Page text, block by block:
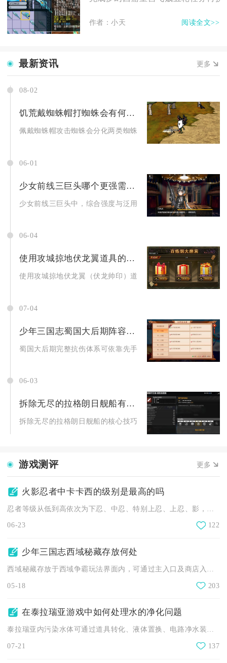
作者：小天 阅读全文>>
最新资讯 更多
08-02
饥荒戴蜘蛛帽打蜘蛛会有何效果
佩戴蜘蛛帽攻击蜘蛛会分化两类蜘蛛目标产生完全不同的仇恨
06-01
少女前线三巨头哪个更强需要注意什么
少女前线三巨头中，综合强度与泛用性最优为托洛洛，克罗丽
06-04
使用攻城掠地伏龙翼道具的好处是什么
使用攻城掠地伏龙翼（伏龙帅印）道具，核心好处是全面提升
07-04
少年三国志蜀国大后期阵容如何应对敌方技能
蜀国大后期完整抗伤体系可依靠先手限制、多层免控减伤、技
06-03
拆除无尽的拉格朗日舰船有何技巧
拆除无尽的拉格朗日舰船的核心技巧是优先拆解冗余低价值舰
游戏测评 更多
火影忍者中卡卡西的级别是最高的吗
06-23 122
少年三国志西域秘藏存放何处
05-18 203
在泰拉瑞亚游戏中如何处理水的净化问题
泰拉瑞亚内污染水体可通过道具转化、液体置换、电路净水装置、地...
07-21 137